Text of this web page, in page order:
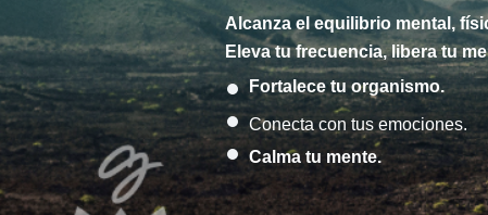
Alcanza el equilibrio mental,
Eleva tu frecuencia, libera tu
Fortalece tu organismo.
Conecta con tus emociones.
Calma tu mente.